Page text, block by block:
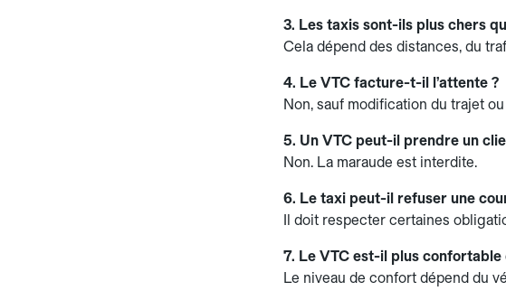
3. Les taxis sont-ils plus chers
Cela dépend des distances, du
4. Le VTC facture-t-il l’attente ?
Non, sauf modification du trajet
5. Un VTC peut-il prendre un
Non. La maraude est interdite.
6. Le taxi peut-il refuser une
Il doit respecter certaines
7. Le VTC est-il plus confortable
Le niveau de confort dépend du